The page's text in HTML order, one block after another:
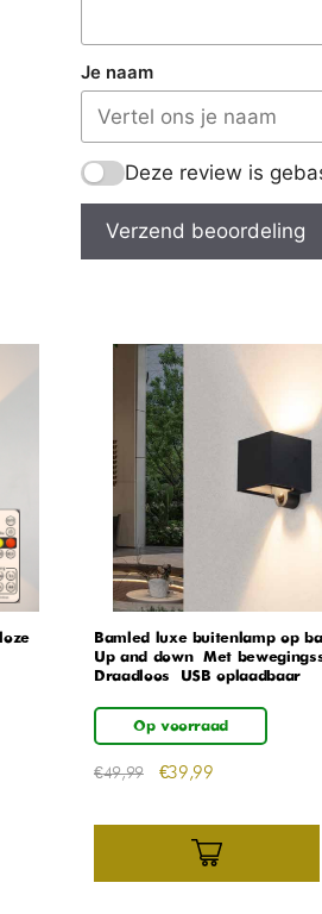
Je naam
Deze review is
Verzend beoordeling
Bamled luxe buitenlamp op
Up and down – Met
Draadloos – USB oplaadbaar
Op voorraad
€49,99 €39,99